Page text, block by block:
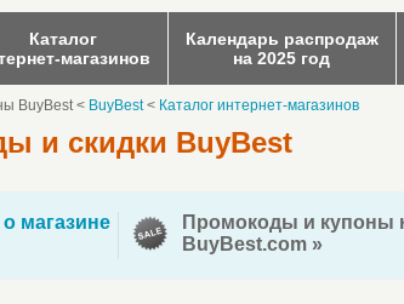
Каталог
магазинов
Календарь распродаж
на 2025 год
BuyBest < BuyBest < Каталог интернет-магазинов
и скидки BuyBest
магазине
Промокоды и купоны
BuyBest.com »